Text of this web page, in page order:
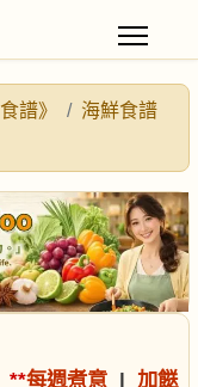
譜》
海鮮食譜
**每週煮意 | 加餸